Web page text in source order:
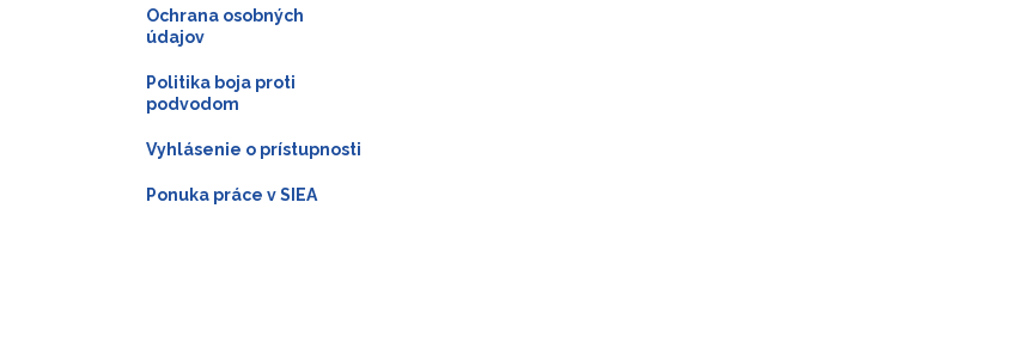
Ochrana osobných
údajov
Politika boja proti
podvodom
Vyhlásenie o prístupnosti
Ponuka práce v SIEA